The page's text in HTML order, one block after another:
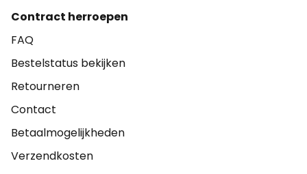
Contract herroepen
FAQ
Bestelstatus bekijken
Retourneren
Contact
Betaalmogelijkheden
Verzendkosten